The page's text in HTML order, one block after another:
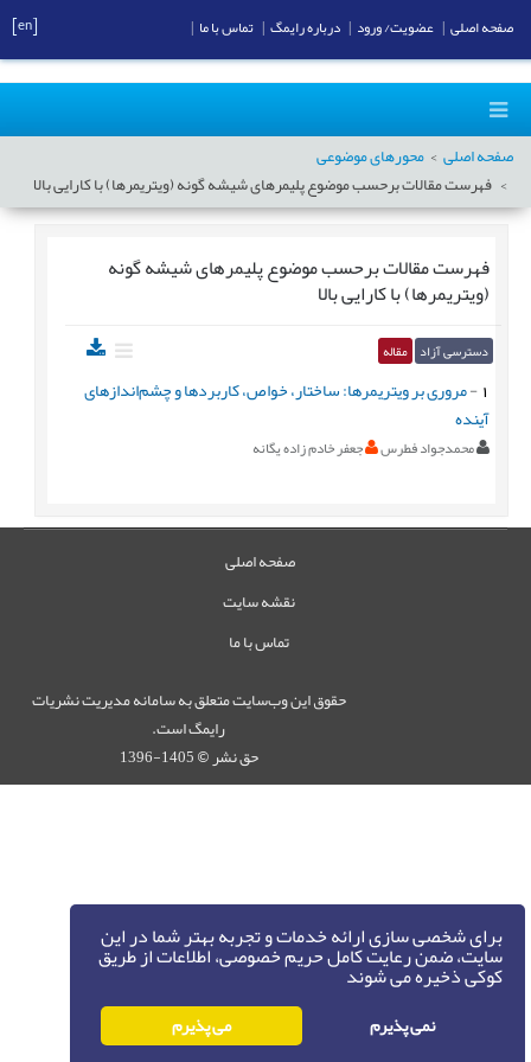
برای شخصی سازی ارائه خدمات و تجربه بهتر شما در این
سایت، ضمن رعایت کامل حریم خصوصی، اطلاعات از طریق
کوکی ذخیره می شوند
نمی پذیرم می پذیرم
صفحه اصلی
محورهای موضوعی
فهرست مقالات برحسب موضوعپلیمرهای شیشه گونه (ویتریمرها) با کارایی بالا
فهرست مقالات برحسب موضوعپلیمرهای شیشه گونه
(ویتریمرها) با کارایی بالا
دسترسی آزاد مقاله
-مروری بر ویتریمرها: ساختار، خواص، کاربردها و چشم‌اندازهای
آینده
محمدجواد فطرس جعفر خادم زاده يگانه
صفحه اصلی
نقشه سایت
تماس با ما
حقوق این وب‌سایت متعلق به سامانه مدیریت نشریات
رایمگ است.
حق نشر ©
1405-1396
صفحه اصلی عضویت/ ورود درباره رایمگ تماس با ما